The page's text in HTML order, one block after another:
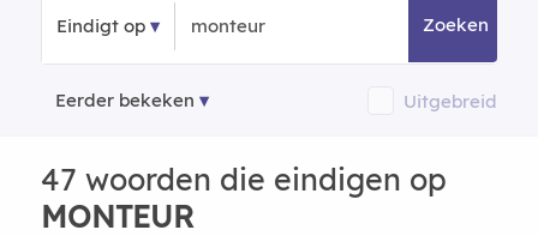
Eindigt op Zoeken
Eerder bekeken Uitgebreid
47 woorden die eindigen op
MONTEUR